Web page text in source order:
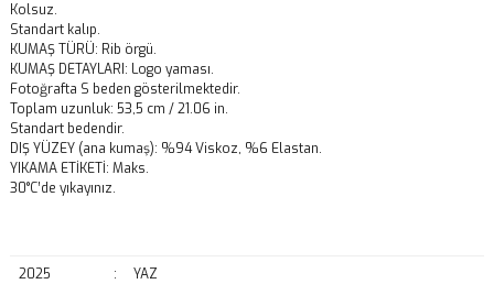
Kolsuz.
Standart kalıp.
KUMAŞ TÜRÜ: Rib örgü.
KUMAŞ DETAYLARI: Logo yaması.
Fotoğrafta S beden gösterilmektedir.
Toplam uzunluk: 53,5 cm / 21.06 in.
Standart bedendir.
DIŞ YÜZEY (ana kumaş): %94 Viskoz, %6 Elastan.
YIKAMA ETİKETİ: Maks.
30°C’de yıkayınız.
2025 : YAZ